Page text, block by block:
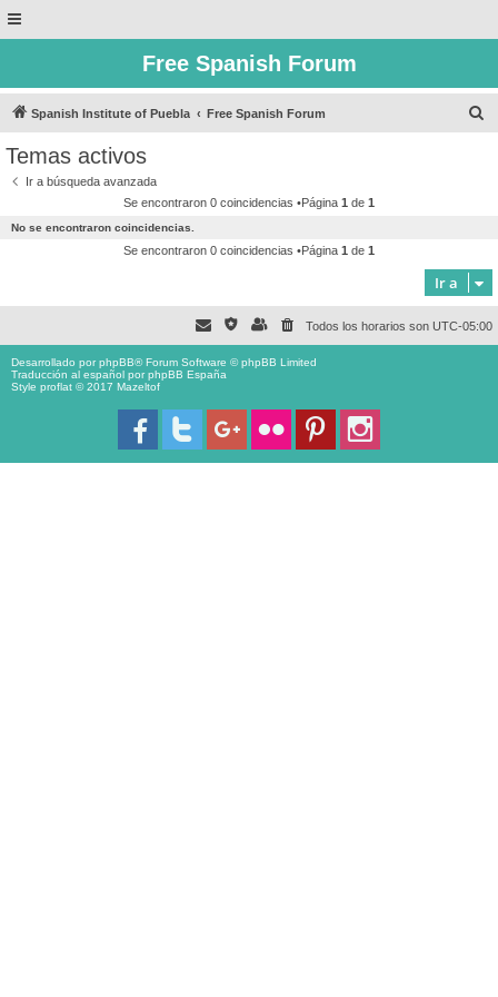
Free Spanish Forum
Spanish Institute of Puebla Free Spanish Forum
Temas activos
Ir a búsqueda avanzada
Se encontraron 0 coincidencias •Página 1 de 1
No se encontraron coincidencias.
Se encontraron 0 coincidencias •Página 1 de 1
Ir a
Todos los horarios son UTC-05:00
Desarrollado porphpBB® Forum Software © phpBB Limited
Traducción al español porphpBB España
Style proflat © 2017 Mazeltof